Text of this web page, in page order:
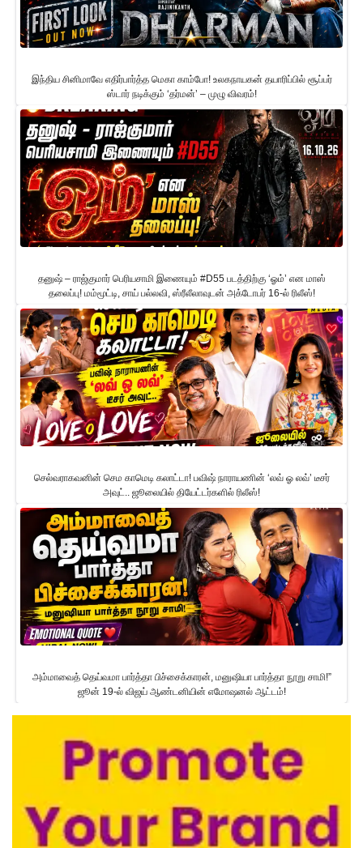
இந்திய சினிமாவே எதிர்பார்த்த மெகா காம்போ! உலகநாயகன் தயாரிப்பில் சூப்பர்
ஸ்டார் நடிக்கும் ‘தர்மன்’ – முழு விவரம்!
தனுஷ் – ராஜ்குமார் பெரியசாமி இணையும் #D55 படத்திற்கு ‘ஓம்’ என மாஸ்
தலைப்பு! மம்மூட்டி, சாய் பல்லவி, ஸ்ரீலீலாவுடன் அக்டோபர் 16-ல் ரிலீஸ்!
செல்வராகவனின் செம காமெடி கலாட்டா! பவிஷ் நாராயணின் ‘லவ் ஓ லவ்’ டீசர்
அவுட்.. ஜூலையில் தியேட்டர்களில் ரிலீஸ்!
அம்மாவைத் தெய்வமா பார்த்தா பிச்சைக்காரன், மனுஷியா பார்த்தா நூறு சாமி!”
ஜூன் 19-ல் விஜய் ஆண்டனியின் எமோஷனல் ஆட்டம்!